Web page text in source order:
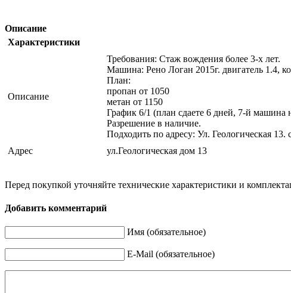
Описание
Характеристики
Описание
Требования: Стаж вождения более 3-х лет.
Машина: Рено Логан 2015г. двигатель 1.4,
План:
пропан от 1050
метан от 1150
График 6/1 (план сдаете 6 дней, 7-й машина
Разрешение в наличие.
Подходить по адресу: Ул. Геологическая 13.
Адрес
ул.Геологическая дом 13
Перед покупкой уточняйте технические характеристики и
Добавить комментарий
Имя (обязательное)
E-Mail (обязательное)